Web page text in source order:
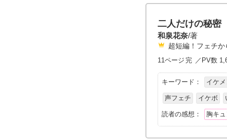
二人だけの秘密
和泉花奈/著
超短編！フェチ
11ページ 完 ／PV数
キーワード： イケ
声フェチ イケボ
読者の感想： 胸キ